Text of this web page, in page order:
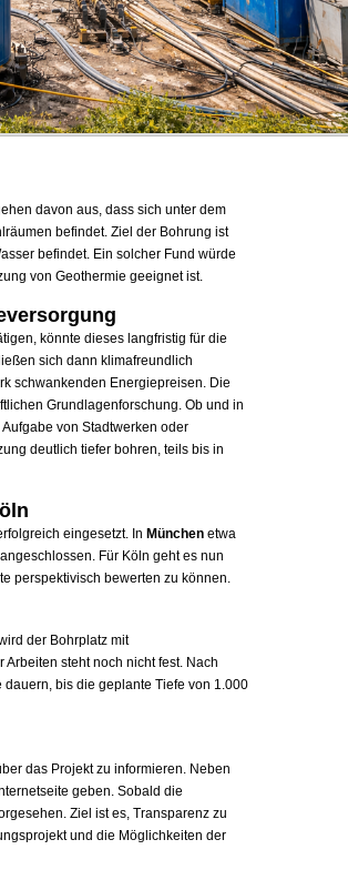
davon aus, dass sich unter dem
befindet. Ziel der Bohrung ist
befindet. Ein solcher Fund würde
von Geothermie geeignet ist.
könnte dieses langfristig für die
sich dann klimafreundlich
schwankenden Energiepreisen. Die
Grundlagenforschung. Ob und in
von Stadtwerken oder
deutlich tiefer bohren, teils bis in
eingesetzt. In München etwa
Für Köln geht es nun
perspektivisch bewerten zu können.
der Bohrplatz mit
steht noch nicht fest. Nach
bis die geplante Tiefe von 1.000
das Projekt zu informieren. Neben
geben. Sobald die
Ziel ist es, Transparenz zu
und die Möglichkeiten der